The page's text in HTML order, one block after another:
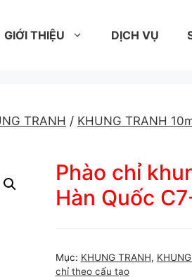
GIỚI THIỆU DỊCH VỤ
TRANH / KHUNG TRANH
Phào chỉ
Hàn Quốc
Mục: KHUNG TRANH,
chỉ theo cấu tạo